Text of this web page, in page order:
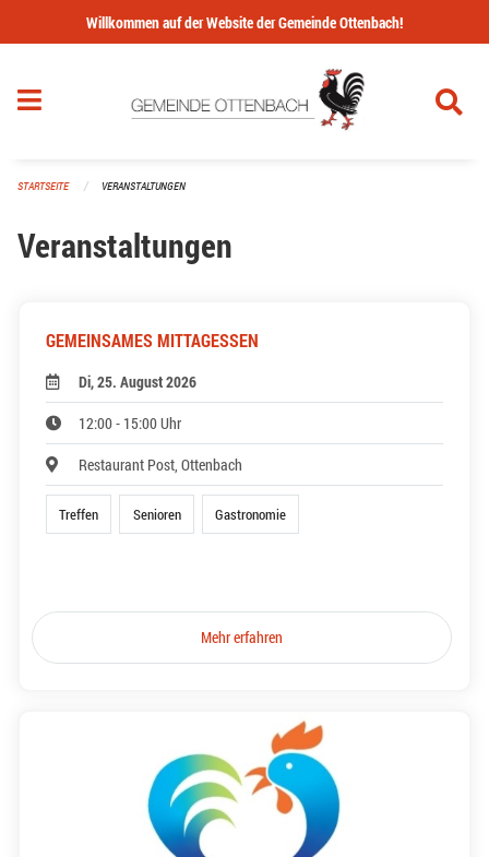
Navigation überspringen
Willkommen auf der Website der Gemeinde Ottenbach!
STARTSEITE VERANSTALTUNGEN
Veranstaltungen
GEMEINSAMES MITTAGESSEN
Di, 25. August 2026
12:00 - 15:00 Uhr
Restaurant Post, Ottenbach
Treffen Senioren Gastronomie
Mehr erfahren